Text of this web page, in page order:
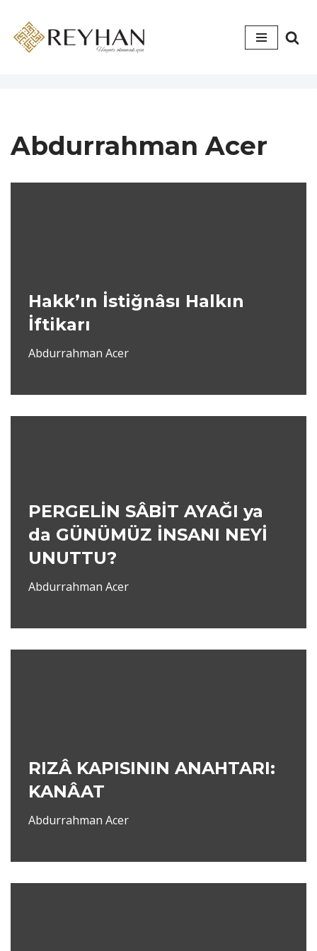
İçeriğe
Abdurrahman Acer
Hakk’ın İstiğnâsı Halkın
İftikarı
Abdurrahman Acer
PERGELİN SÂBİT AYAĞI ya
da GÜNÜMÜZ İNSANI NEYİ
UNUTTU?
Abdurrahman Acer
RIZÂ KAPISININ ANAHTARI:
KANÂAT
Abdurrahman Acer